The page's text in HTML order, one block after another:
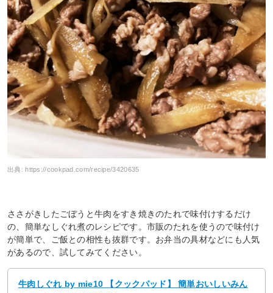
出典: https://cookpad.com/recipe/3420635
ささがきしたごぼうと牛肉をすき焼きのたれで味付けするだけ
の、簡単なしぐれ煮のレシピです。市販のたれを使うので味付け
が簡単で、ご飯との相性も抜群です。お弁当の具材などにも人気
があるので、試してみてください。
牛肉しぐれ by mie10 【クックパッド】 簡単おいしいみん